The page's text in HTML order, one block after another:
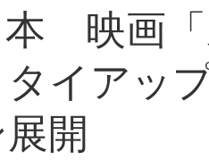
本 映画
イアッ
開